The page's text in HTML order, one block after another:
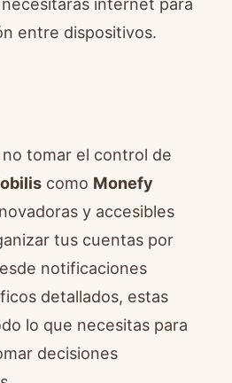
entre dispositivos.
no tomar el control de
como Monefy
y accesibles
tus cuentas por
notificaciones
detallados, estas
lo que necesitas para
decisiones